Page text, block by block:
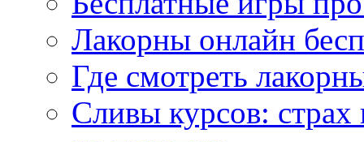
Лакорны онлайн
Где смотреть
Сливы курсов: